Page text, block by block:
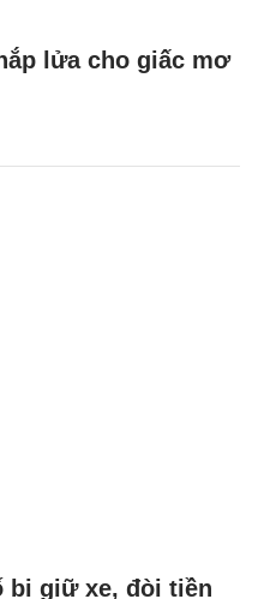
lửa cho giấc mơ
bị giữ xe, đòi tiền